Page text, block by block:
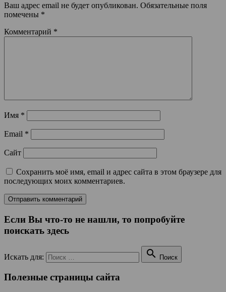
Ваш адрес email не будет опубликован. Обязательные поля
помечены *
Комментарий *
Имя *
Email *
Сайт
Сохранить моё имя, email и адрес сайта в этом браузере для
последующих моих комментариев.
Если Вы что-то не нашли, то попробуйте
поискать здесь
Искать для:  Поиск
Полезные страницы сайта